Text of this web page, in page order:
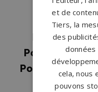
Pompes
Pompes
Pompes
Pompes
et de
Tiers, la
des
données
cela, nous
pouvons